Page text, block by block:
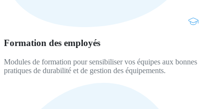
Formation des employés
Modules de formation pour sensibiliser vos équipes aux bonnes
pratiques de durabilité et de gestion des équipements.